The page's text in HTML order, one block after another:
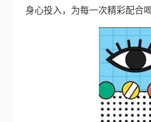
身心投入，为每一次精彩配合